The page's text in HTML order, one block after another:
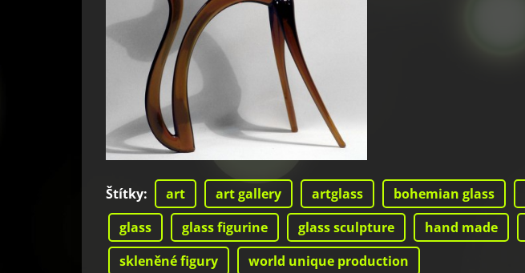
Štítky: art art gallery artglass bohemian glass
glass
glass figurine glass sculpture hand made
skleněné figury
world unique production